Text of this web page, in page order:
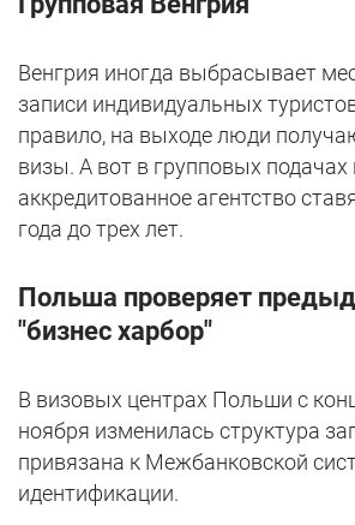
Венгрия иногда выбрасывает
записи индивидуальных
правило, на выходе люди
визы. А вот в групповых подачах
аккредитованное агентство
года до трех лет.
Польша проверяет
"бизнес харбор"
В визовых центрах Польши с
ноября изменилась структура
привязана к Межбанковской
идентификации.